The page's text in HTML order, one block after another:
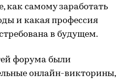
как самому заработать
и какая профессия
в будущем.
форума были
онлайн-викторины,